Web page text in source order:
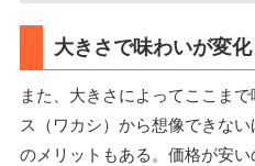
大きさで味わいが変化
また、大きさによってここま
ス（ワカシ）から想像できな
のメリットもある。価格が安